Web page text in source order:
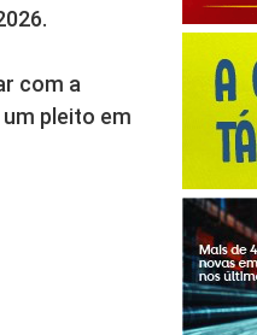
com a
pleito em